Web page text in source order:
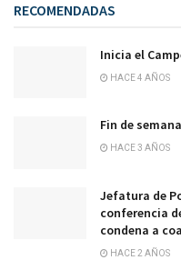
RECOMENDADAS
Inicia el
HACE 4 AÑOS
Fin de
HACE 3 AÑOS
Jefatura de
conferencia
condena a
HACE 2 AÑOS